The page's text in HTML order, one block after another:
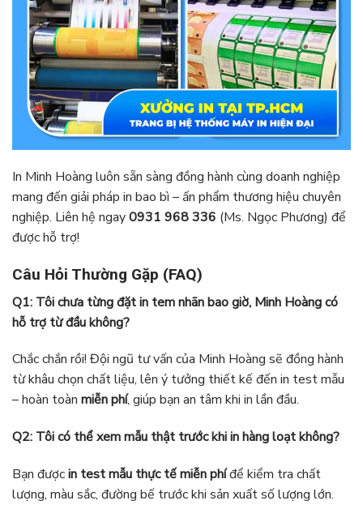
In Minh Hoàng luôn sẵn sàng đồng hành cùng doanh nghiệp
mang đến giải pháp in bao bì – ấn phẩm thương hiệu chuyên
nghiệp. Liên hệ ngay0931 968 336 (Ms. Ngọc Phương) để
được hỗ trợ!
Câu Hỏi Thường Gặp (FAQ)
Q1: Tôi chưa từng đặt in tem nhãn bao giờ, Minh Hoàng có
hỗ trợ từ đầu không?
Chắc chắn rồi! Đội ngũ tư vấn của Minh Hoàng sẽ đồng hành
từ khâu chọn chất liệu, lên ý tưởng thiết kế đến in test mẫu
– hoàn toàn miễn phí, giúp bạn an tâm khi in lần đầu.
Q2: Tôi có thể xem mẫu thật trước khi in hàng loạt không?
Bạn đượcin test mẫu thực tế miễn phíđể kiểm tra chất
lượng, màu sắc, đường bế trước khi sản xuất số lượng lớn.